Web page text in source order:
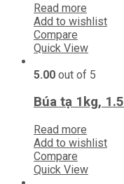
Read more
Add to wishlist
Compare
Quick View
5.00 out of 5
Búa tạ 1kg,
Read more
Add to wishlist
Compare
Quick View